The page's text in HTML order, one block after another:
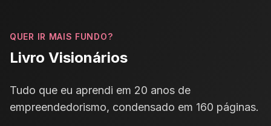
QUER IR MAIS FUNDO?
Livro Visionários
Tudo que eu aprendi em 20 anos de
empreendedorismo, condensado em 160 páginas.